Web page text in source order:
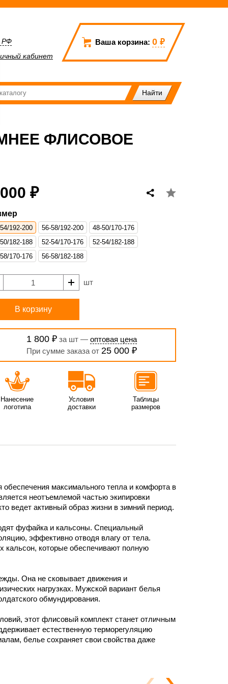
Ваша корзина: 0 ₽
РФ
кабинет
ФЛИСОВОЕ
₽
192-200 56-58/192-200
48-50/170-176
182-188
52-54/170-176
52-54/182-188
170-176
56-58/182-188
шт
В корзину
1 800 ₽за шт — оптовая цена
При сумме заказа от 25 000 ₽
максимального тепла и комфорта в
неотъемлемой частью экипировки
ведет активный образ жизни в зимний период.
фуфайка и кальсоны. Специальный
эффективно отводя влагу от тела.
кальсон, которые обеспечивают полную
Она не сковывает движения и
нагрузках. Мужской вариант белья
обмундирования.
этот флисовый комплект станет отличным
естественную терморегуляцию
белье сохраняет свои свойства даже
Нанесение
логотипа
Условия
доставки
Таблицы
размеров